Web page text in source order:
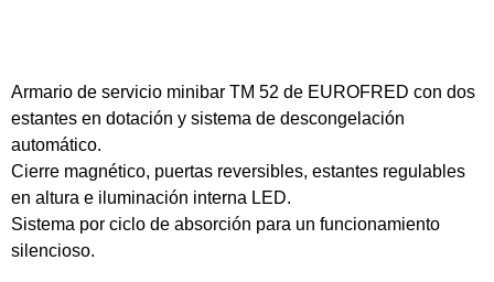
Armario de servicio minibar TM 52 de EUROFRED con dos
estantes en dotación y sistema de descongelación
automático.
Cierre magnético, puertas reversibles, estantes regulables
en altura e iluminación interna LED.
Sistema por ciclo de absorción para un funcionamiento
silencioso.